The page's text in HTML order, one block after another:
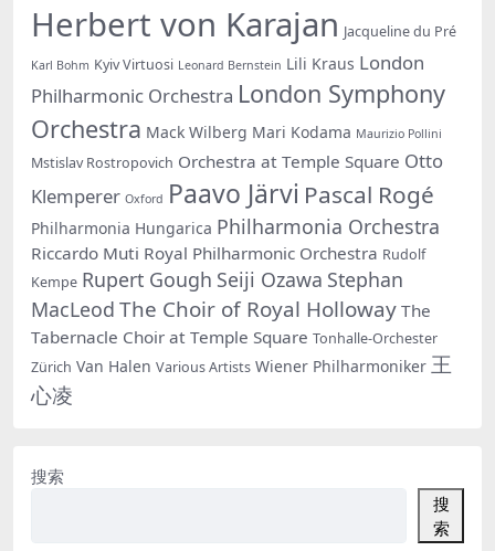
Herbert von Karajan Jacqueline du Pré
Karl Bohm Kyiv Virtuosi Leonard Bernstein Lili Kraus London
Philharmonic Orchestra London Symphony
Orchestra Mack Wilberg Mari Kodama Maurizio Pollini
Mstislav Rostropovich Orchestra at Temple Square Otto
Klemperer Oxford Paavo Järvi Pascal Rogé
Philharmonia Hungarica Philharmonia Orchestra
Riccardo Muti Royal Philharmonic Orchestra Rudolf
Kempe Rupert Gough Seiji Ozawa Stephan
MacLeod The Choir of Royal Holloway The
Tabernacle Choir at Temple Square Tonhalle-Orchester
Zürich Van Halen Various Artists Wiener Philharmoniker 王
心凌
搜索
搜
索